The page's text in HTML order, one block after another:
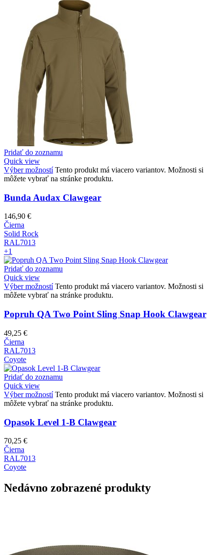
Pridať do zoznamu
Quick view
Výber možností Tento produkt má viacero variantov. Možnosti si
môžete vybrať na stránke produktu.
Bunda Audax Clawgear
146,90 €
Čierna
Solid Rock
RAL7013
+1
Pridať do zoznamu
Quick view
Výber možností Tento produkt má viacero variantov. Možnosti si
môžete vybrať na stránke produktu.
Popruh QA Two Point Sling Snap Hook Clawgear
49,25 €
Čierna
RAL7013
Coyote
Pridať do zoznamu
Quick view
Výber možností Tento produkt má viacero variantov. Možnosti si
môžete vybrať na stránke produktu.
Opasok Level 1-B Clawgear
70,25 €
Čierna
RAL7013
Coyote
Nedávno zobrazené produkty